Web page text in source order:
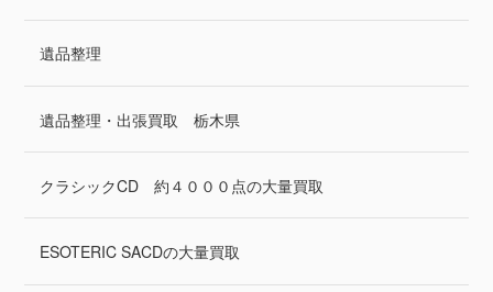
遺品整理
遺品整理・出張買取 栃木県
クラシックCD 約４０００点の大量買取
ESOTERIC SACDの大量買取